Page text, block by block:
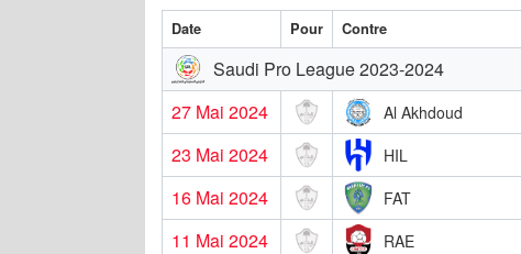
Date Pour Contre
Saudi Pro League 2023-2024
27 Mai 2024
Al Akhdoud
23 Mai 2024
HIL
16 Mai 2024
FAT
11 Mai 2024
RAE